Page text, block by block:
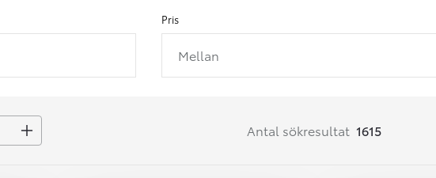
Corolla
HYBRID
Pris
Mellan
Antal sökresultat 1615